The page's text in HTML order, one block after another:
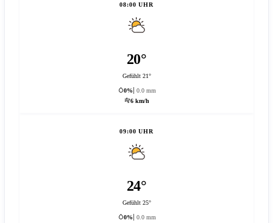
08:00 UHR
20°
Gefühlt 21°
0%
0.0 mm
6 km/h
09:00 UHR
24°
Gefühlt 25°
0%
0.0 mm